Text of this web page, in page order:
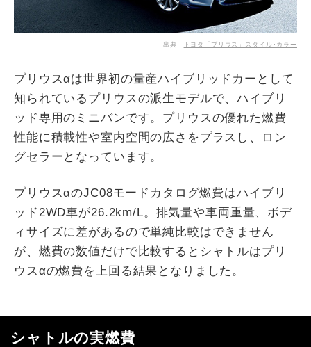
出典： トヨタ「プリウス」スタイル･カラー
プリウスαは世界初の量産ハイブリッドカーとして
知られているプリウスの派生モデルで、ハイブリ
ッド専用のミニバンです。プリウスの優れた燃費
性能に積載性や室内空間の広さをプラスし、ロン
グセラーとなっています。
プリウスαのJC08モードカタログ燃費はハイブリ
ッド2WD車が26.2km/L。排気量や車両重量、ボデ
ィサイズに差があるので単純比較はできません
が、燃費の数値だけで比較するとシャトルはプリ
ウスαの燃費を上回る結果となりました。
シャトルの実燃費